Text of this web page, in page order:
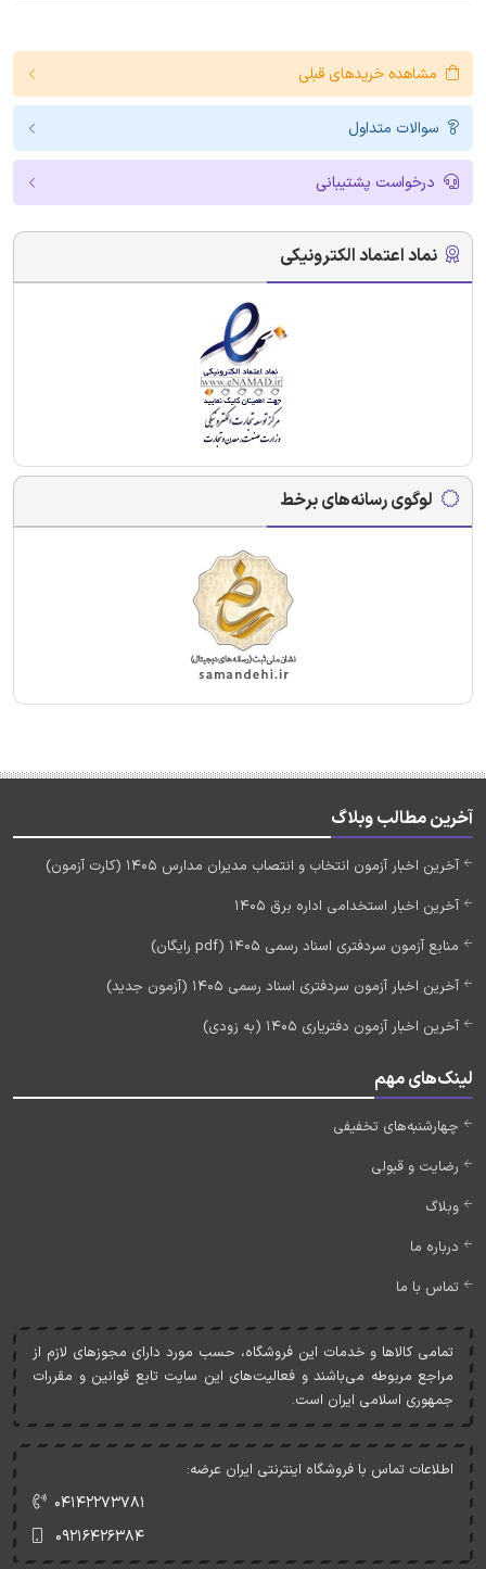
مشاهده خریدهای قبلی
سوالات متداول
درخواست پشتیبانی
نماد اعتماد الکترونیکی
لوگوی رسانه‌های برخط
آخرین مطالب وبلاگ
آخرین اخبار آزمون انتخاب و انتصاب مدیران مدارس 1405 (کارت آزمون)
آخرین اخبار استخدامی اداره برق 1405
منابع آزمون سردفتری اسناد رسمی 1405 (pdf رایگان)
آخرین اخبار آزمون سردفتری اسناد رسمی 1405 (آزمون جدید)
آخرین اخبار آزمون دفتریاری 1405 (به زودی)
لینک‌های مهم
چهارشنبه‌های تخفیفی
رضایت و قبولی
وبلاگ
درباره ما
تماس با ما
تمامی کالاها و خدمات اين فروشگاه، حسب مورد دارای مجوزهای لازم از
مراجع مربوطه می‌باشند و فعاليت‌های اين سايت تابع قوانين و مقررات
جمهوری اسلامی ايران است.
اطلاعات تماس با فروشگاه اینترنتی ایران عرضه:
۰۴۱۴۲۲۷۳۷۸۱
۰۹۲۱۶۴۲۶۳۸۴